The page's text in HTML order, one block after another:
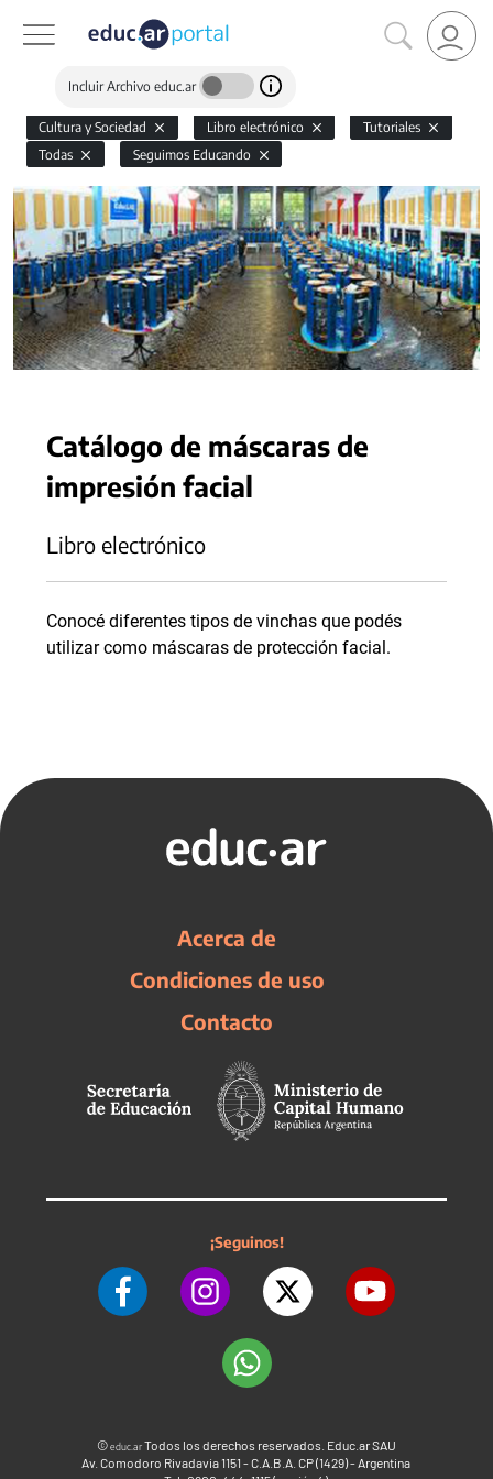
Incluir Archivo educ.ar
Cultura y Sociedad Libro electrónico
Tutoriales
Todas
Seguimos Educando
Catálogo de máscaras de
impresión facial
Libro electrónico
Conocé diferentes tipos de vinchas que podés
utilizar como máscaras de protección facial.
Acerca de
Condiciones de uso
Contacto
¡Seguinos!
©educ.arTodos los derechos reservados. Educ.ar SAU
Av. Comodoro Rivadavia 1151 - C.A.B.A. CP (1429) - Argentina